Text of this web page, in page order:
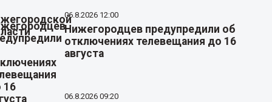
06.8.2026 12:00
Нижегородцев предупредили об
отключениях телевещания до 16
августа
06.8.2026 09:20